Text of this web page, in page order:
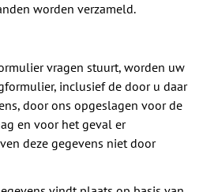
worden verzameld.
vragen stuurt, worden uw
inclusief de door u daar
door ons opgeslagen voor de
en voor het geval er
deze gegevens niet door